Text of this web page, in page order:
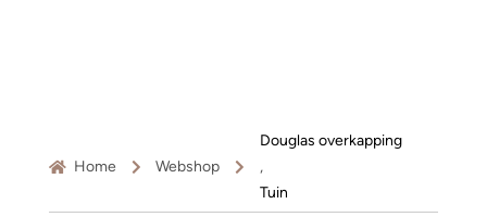
Home Webshop
Douglas overkapping
,
Tuin